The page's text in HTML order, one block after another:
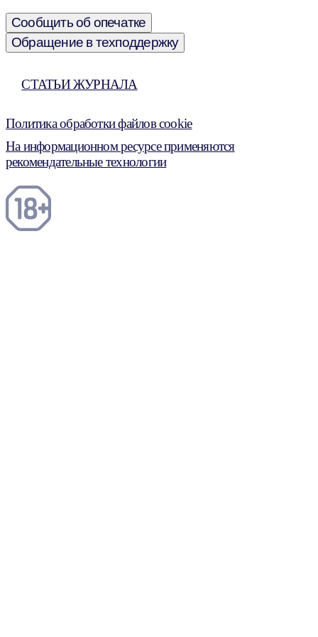
Сообщить об опечатке
Обращение в техподдержку
СТАТЬИ ЖУРНАЛА
Политика обработки файлов cookie
На информационном ресурсе применяются
рекомендательные технологии